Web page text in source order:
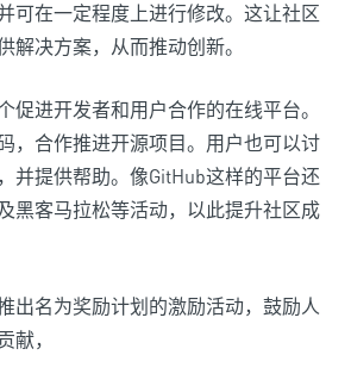
可在一定程度上进行修改。这让社区
解决方案，从而推动创新。
促进开发者和用户合作的在线平台。
，合作推进开源项目。用户也可以讨
并提供帮助。像GitHub这样的平台还
黑客马拉松等活动，以此提升社区成
出名为奖励计划的激励活动，鼓励人
献，